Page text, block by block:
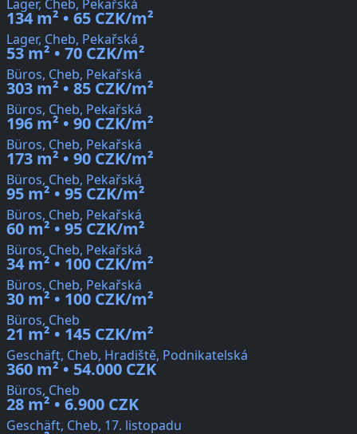
Lager, Cheb, Pekařská
134 m² • 65 CZK/m²
Lager, Cheb, Pekařská
53 m² • 70 CZK/m²
Büros, Cheb, Pekařská
303 m² • 85 CZK/m²
Büros, Cheb, Pekařská
196 m² • 90 CZK/m²
Büros, Cheb, Pekařská
173 m² • 90 CZK/m²
Büros, Cheb, Pekařská
95 m² • 95 CZK/m²
Büros, Cheb, Pekařská
60 m² • 95 CZK/m²
Büros, Cheb, Pekařská
34 m² • 100 CZK/m²
Büros, Cheb, Pekařská
30 m² • 100 CZK/m²
Büros, Cheb
21 m² • 145 CZK/m²
Geschäft, Cheb, Hradiště, Podnikatelská
360 m² • 54.000 CZK
Büros, Cheb
28 m² • 6.900 CZK
Geschäft, Cheb, 17. listopadu